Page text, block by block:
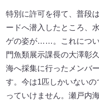
特別に許可を得て、普段
ードへ潜入したところ、
ゲの姿が……。これにつ
門魚類展示課長の大澤彰
海へ採集に行ったメンバ
す。今は1匹しかいない
っていけません。瀬戸内